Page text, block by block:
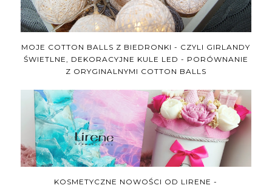
MOJE COTTON BALLS Z BIEDRONKI - CZYLI GIRLANDY
ŚWIETLNE, DEKORACYJNE KULE LED - PORÓWNANIE
Z ORYGINALNYMI COTTON BALLS
KOSMETYCZNE NOWOŚCI OD LIRENE -